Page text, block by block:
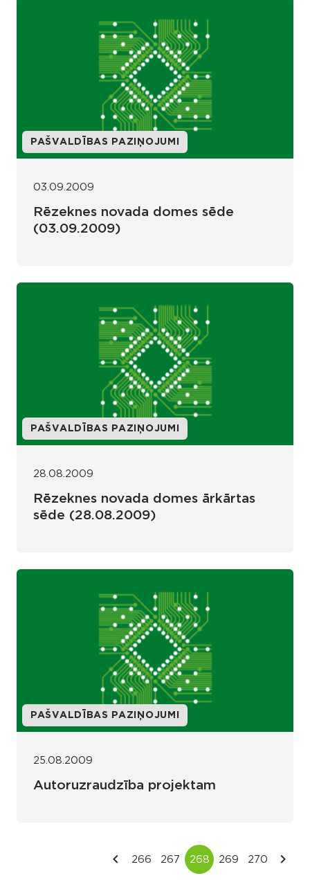
PAŠVALDĪBAS PAZIŅOJUMI
03.09.2009
Rēzeknes novada domes sēde
(03.09.2009)
PAŠVALDĪBAS PAZIŅOJUMI
28.08.2009
Rēzeknes novada domes ārkārtas
sēde (28.08.2009)
PAŠVALDĪBAS PAZIŅOJUMI
25.08.2009
Autoruzraudzība projektam